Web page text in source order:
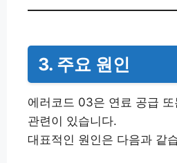
3. 주요 원인
에러코드 03은 연료 공급
관련이 있습니다.
대표적인 원인은 다음과 같